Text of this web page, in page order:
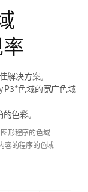
解决方案。
P3*色域的宽广色域
色彩。
形程序的色域
容的程序的色域